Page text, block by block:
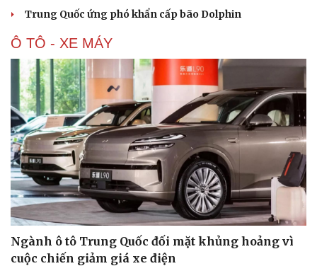
Du lịch
Trung Quốc ứng phó khẩn cấp bão Dolphin
Ô TÔ - XE MÁY
Ngành ô tô Trung Quốc đối mặt khủng hoảng vì
cuộc chiến giảm giá xe điện